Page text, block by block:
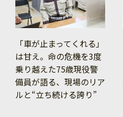
「車が止まってくれる」
は甘え。命の危機を3度
乗り越えた75歳現役警
備員が語る、現場のリア
ルと“立ち続ける誇り”